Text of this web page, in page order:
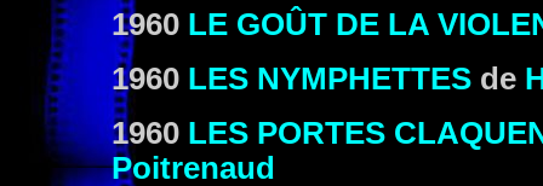
1960 LE GOÛT DE LA
1960 LES NYMPHETTES de
1960 LES PORTES
Poitrenaud